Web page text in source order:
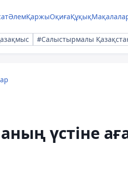
ӘлемҚаржыОқиғаҚұқық
#Салыстырмалы
үстіне